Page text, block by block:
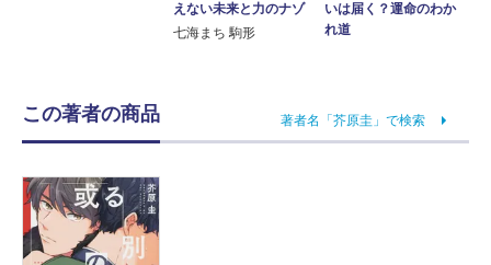
えない未来と力のナゾ
七海まち 駒形
いは届く？運命のわか
れ道
この著者の商品 著者名「芥原圭」で検索